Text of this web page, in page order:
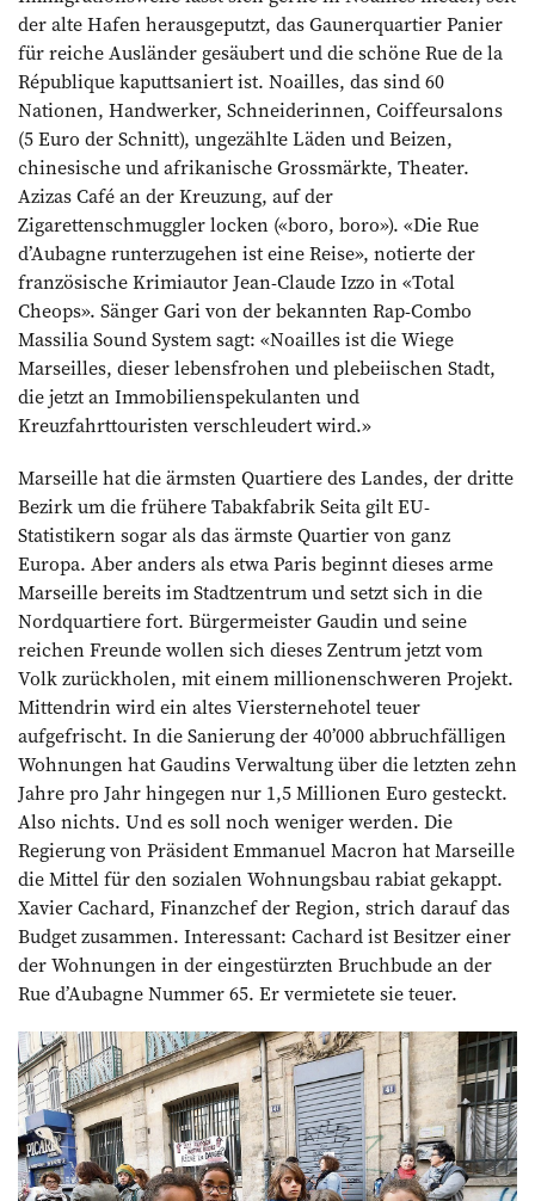
der alte Hafen herausgeputzt, das Gaunerquartier Panier
für reiche Ausländer gesäubert und die schöne Rue de la
République kaputtsaniert ist. Noailles, das sind 60
Nationen, Handwerker, Schneiderinnen, Coiffeursalons
(5 Euro der Schnitt), ungezählte Läden und Beizen,
chinesische und afrikanische Grossmärkte, Thea­ter.
Azizas Café an der Kreuzung, auf der
Zigarettenschmuggler locken («boro, boro»). «Die Rue
d’Aubagne runterzugehen ist eine Reise», notierte der
französische Krimiautor Jean-Claude Izzo in «Total
Cheops». Sänger Gari von der bekannten Rap-Combo
Massilia Sound System sagt: «Noailles ist die Wiege
Marseilles, dieser lebensfrohen und plebeiischen Stadt,
die jetzt an Immobilienspekulanten und
Kreuzfahrttouristen verschleudert wird.»
Marseille hat die ärmsten Quartiere des Landes, der dritte
Bezirk um die frühere Tabakfabrik Seita gilt EU-
Statistikern sogar als das ärmste Quartier von ganz
Europa. Aber anders als etwa Paris beginnt dieses arme
Marseille bereits im Stadtzentrum und setzt sich in die
Nordquartiere fort. Bürgermeister Gaudin und seine
reichen Freunde wollen sich dieses ­Zentrum jetzt vom
Volk zurückholen, mit einem millionenschweren Projekt.
Mittendrin wird ein altes Viersternehotel teuer
aufgefrischt. In die Sanierung der 40’000 abbruchfälligen
Wohnungen hat Gaudins Verwaltung über die letzten zehn
Jahre pro Jahr hingegen nur 1,5 Millionen Euro gesteckt.
Also nichts. Und es soll noch weniger werden. Die
Regierung von Präsident Emmanuel Macron hat Marseille
die Mittel für den sozialen Wohnungsbau rabiat gekappt.
Xavier Cachard, Finanzchef der Region, strich darauf das
Budget zusammen. Interessant: Cachard ist Besitzer einer
der Wohnungen in der eingestürzten Bruchbude an der
Rue d’Aubagne Nummer 65. Er vermietete sie teuer.